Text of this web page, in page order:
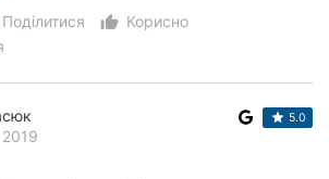
Поділитися thumb_up_alt
Корисно
5.0